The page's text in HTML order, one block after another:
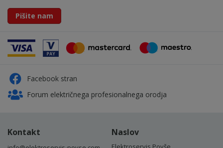
Pišite nam
Facebook stran
Forum električnega profesionalnega orodja
Kontakt Naslov